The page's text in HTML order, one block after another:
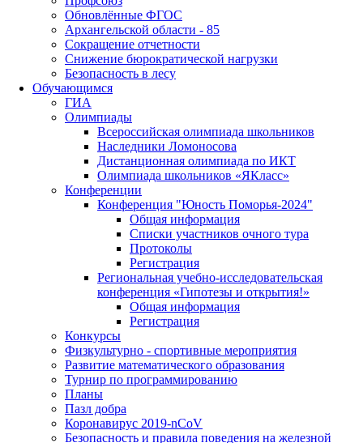
Обновлённые ФГОС
Архангельской области - 85
Сокращение отчетности
Снижение бюрократической нагрузки
Безопасность в лесу
Обучающимся
ГИА
Олимпиады
Всероссийская олимпиада школьников
Наследники Ломоносова
Дистанционная олимпиада по ИКТ
Олимпиада школьников «ЯКласс»
Конференции
Конференция "Юность Поморья-2024"
Общая информация
Списки участников очного тура
Протоколы
Регистрация
Региональная учебно-исследовательская
конференция «Гипотезы и открытия!»
Общая информация
Регистрация
Конкурсы
Физкультурно - спортивные мероприятия
Развитие математического образования
Турнир по программированию
Планы
Пазл добра
Коронавирус 2019-nCoV
Безопасность и правила поведения на железной